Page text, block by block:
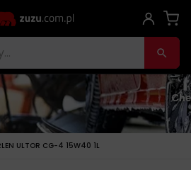
ULTOR CG-4 15W40 1L